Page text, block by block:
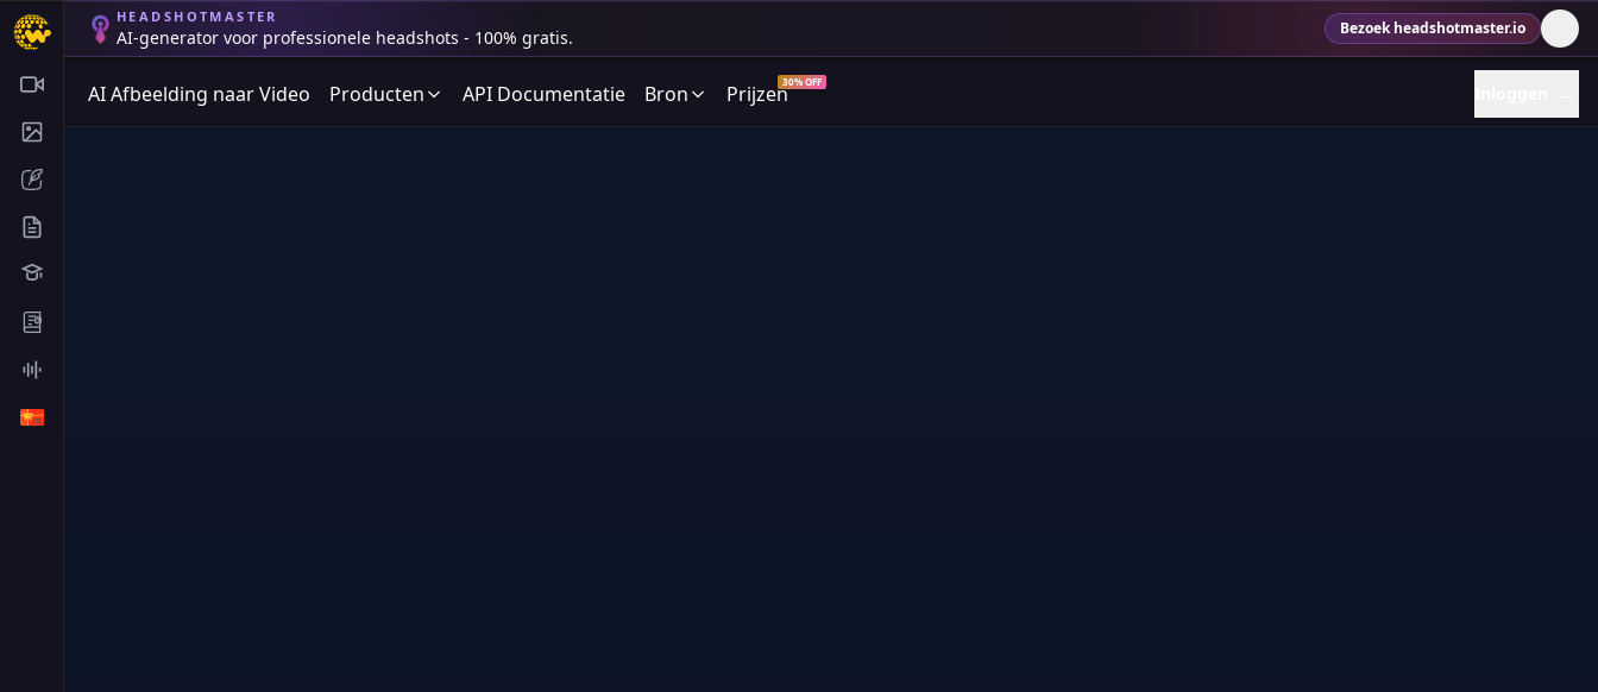
HEADSHOTMASTER
AI-generator voor professionele headshots - 100% gratis. Bezoek headshotmaster.io
AI Afbeelding naar Video Producten API Documentatie Bron Prijzen30% OFF